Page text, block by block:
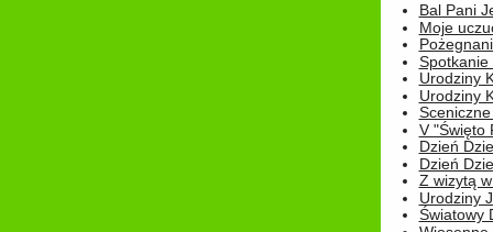
Bal Pani
Moje
Spotkanie
Urodziny
Urodziny
V "Święto
Dzień
Dzień
Z wizytą
Urodziny
Światowy